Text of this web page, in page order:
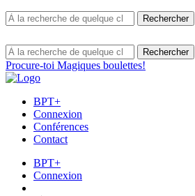
Procure-toi Magiques boulettes!
BPT+
Connexion
Conférences
Contact
BPT+
Connexion